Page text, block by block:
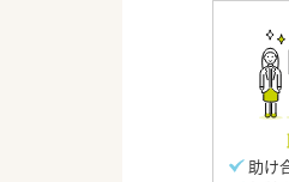
助け